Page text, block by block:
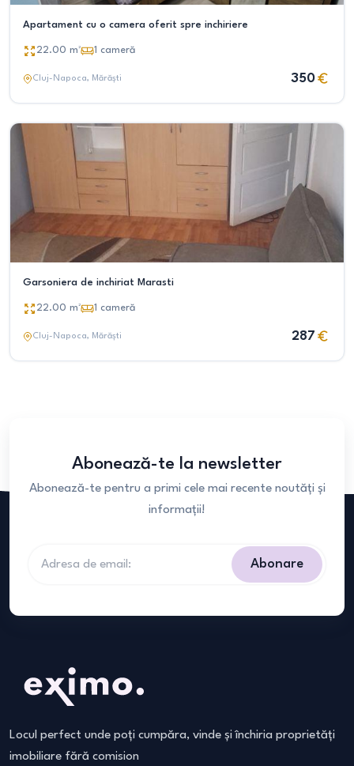
Apartament cu o camera oferit spre inchiriere
22.00 m² 1 cameră
Cluj-Napoca, Mărăști 350
Garsoniera de inchiriat Marasti
22.00 m² 1 cameră
Cluj-Napoca, Mărăști 287
Abonează-te la newsletter
Abonează-te pentru a primi cele mai recente noutăți și
informații!
Abonare
Locul perfect unde poți cumpăra, vinde și închiria proprietăți
imobiliare fără comision